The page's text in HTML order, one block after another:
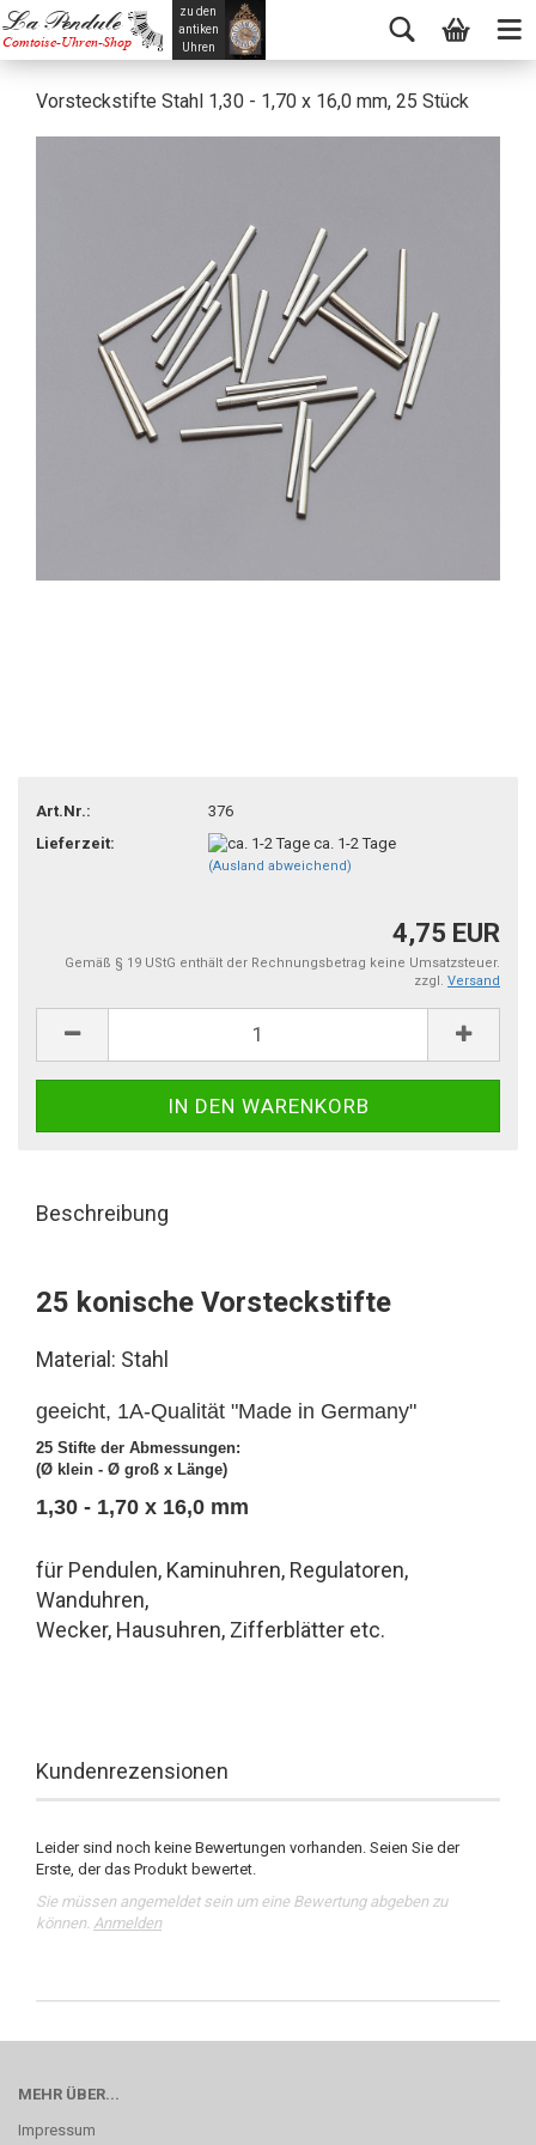
La Pendule
Comtoise-Uhren-Shop
zu den
antiken
Uhren
Vorsteckstifte Stahl 1,30 - 1,70 x 16,0 mm, 25 Stück
Art.Nr.:
376
Lieferzeit:
ca. 1-2 Tage
(Ausland abweichend)
4,75 EUR
Gemäß § 19 UStG enthält der Rechnungsbetrag keine Umsatzsteuer.
zzgl. Versand
Beschreibung
25 konische Vorsteckstifte
Material: Stahl
geeicht, 1A-Qualität "Made in Germany"
25 Stifte der Abmessungen:
(Ø klein - Ø groß x Länge)
1,30 - 1,70 x 16,0 mm
für Pendulen, Kaminuhren, Regulatoren,
Wanduhren,
Wecker, Hausuhren, Zifferblätter etc.
Kundenrezensionen
Leider sind noch keine Bewertungen vorhanden. Seien Sie der
Erste, der das Produkt bewertet.
Sie müssen angemeldet sein um eine Bewertung abgeben zu
können. Anmelden
MEHR ÜBER...
Impressum